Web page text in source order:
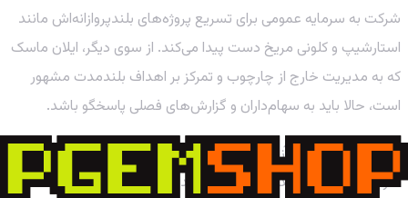
شرکت به سرمایه عمومی برای تسریع پروژه‌های بلندپروازانه‌اش مانند
استارشیپ و کلونی مریخ دست پیدا می‌کند. از سوی دیگر، ایلان ماسک
که به مدیریت خارج از چارچوب و تمرکز بر اهداف بلندمدت مشهور
است، حالا باید به سهام‌داران و گزارش‌های فصلی پاسخگو باشد.
این عرضه اولیه، یک آزمون بزرگ برای بازار سرمایه است: آیا
سرمایه‌گذاران حاضرند روی یک چشم‌انداز بسیار دور و پرریسک، اما